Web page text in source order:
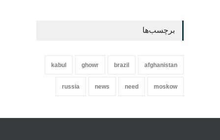
برچسب‌ها
afghanistan
brazil
ghowr
kabul
moskow
need
news
russia